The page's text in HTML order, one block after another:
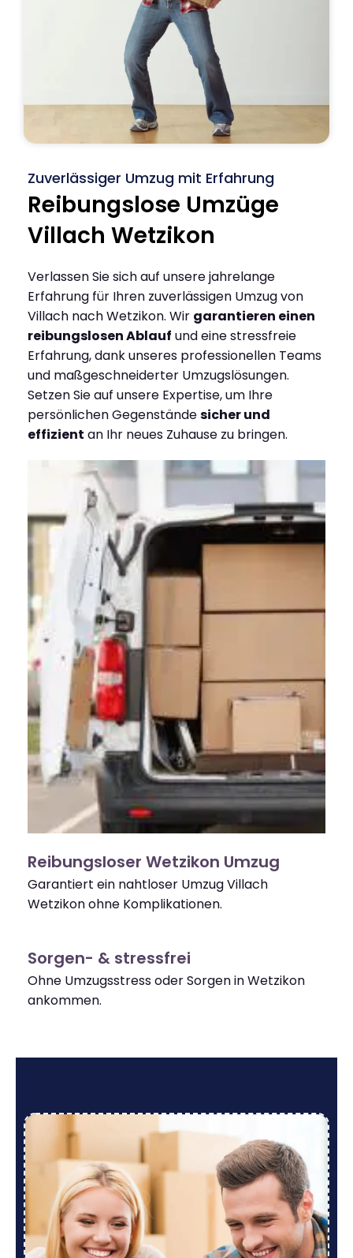
Zuverlässiger Umzug mit Erfahrung
Reibungslose Umzüge
Villach Wetzikon
Verlassen Sie sich auf unsere jahrelange
Erfahrung für Ihren zuverlässigen Umzug von
Villach nach Wetzikon. Wir garantieren einen
reibungslosen Ablauf und eine stressfreie
Erfahrung, dank unseres professionellen Teams
und maßgeschneiderter Umzugslösungen.
Setzen Sie auf unsere Expertise, um Ihre
persönlichen Gegenständesicher und
effizient an Ihr neues Zuhause zu bringen.
Reibungsloser Wetzikon Umzug
Garantiert ein nahtloser Umzug Villach
Wetzikon ohne Komplikationen.
Sorgen- & stressfrei
Ohne Umzugsstress oder Sorgen in Wetzikon
ankommen.